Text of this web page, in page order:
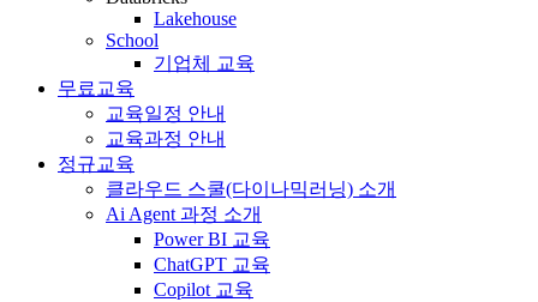
Lakehouse
School
기업체 교육
무료교육
교육일정 안내
교육과정 안내
정규교육
클라우드 스쿨(다이나믹러닝) 소개
Ai Agent 과정 소개
Power BI 교육
ChatGPT 교육
Copilot 교육